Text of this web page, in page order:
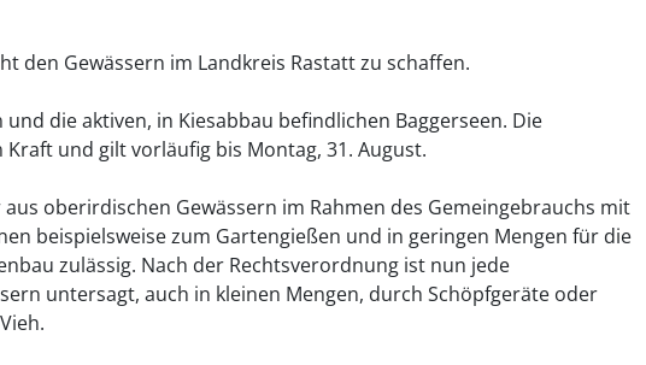
den Gewässern im Landkreis Rastatt zu schaffen.
die aktiven, in Kiesabbau befindlichen Baggerseen. Die
und gilt vorläufig bis Montag, 31. August.
oberirdischen Gewässern im Rahmen des Gemeingebrauchs mit
beispielsweise zum Gartengießen und in geringen Mengen für die
zulässig. Nach der Rechtsverordnung ist nun jede
untersagt, auch in kleinen Mengen, durch Schöpfgeräte oder